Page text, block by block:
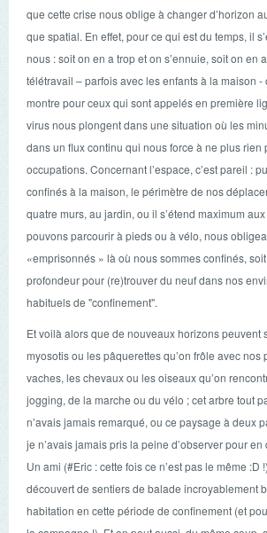
que cette crise nous oblige à changer d’horizon
que spatial. En effet, pour ce qui est du temps, il
nous : soit on en a trop et on s’ennuie, soit on en
télétravail – parfois avec les enfants à la maison -
montre pour ceux qui sont appelés en première
virus nous plongent dans une situation où les
dans un flux continu qui nous force à ne plus rien
occupations. Concernant l’espace, c’est pareil :
confinés à la maison, le périmètre de nos
quatre murs, au jardin, ou il s’étend maximum
pouvons parcourir à pieds ou à vélo, nous
«emprisonnés » là où nous sommes confinés,
profondeur pour (re)trouver du neuf dans nos
habituels de "confinement".
Et voilà alors que de nouveaux horizons peuvent
myosotis ou les pâquerettes qu’on frôle avec nos
vaches, les chevaux ou les oiseaux qu’on
jogging, de la marche ou du vélo ; cet arbre tout
n’avais jamais remarqué, ou ce paysage à deux
je n’avais jamais pris la peine d’observer pour
Un ami (#Eric : cette fois ce n’est pas le même :D
découvert de sentiers de balade incroyablement
habitation en cette période de confinement (et